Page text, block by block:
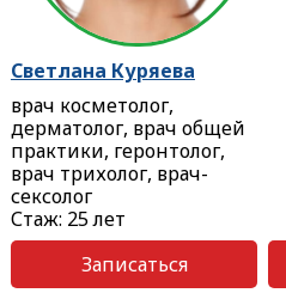
Светлана Куряева
врач косметолог,
дерматолог, врач общей
практики, геронтолог,
врач трихолог, врач-
сексолог
Стаж: 25 лет
Записаться